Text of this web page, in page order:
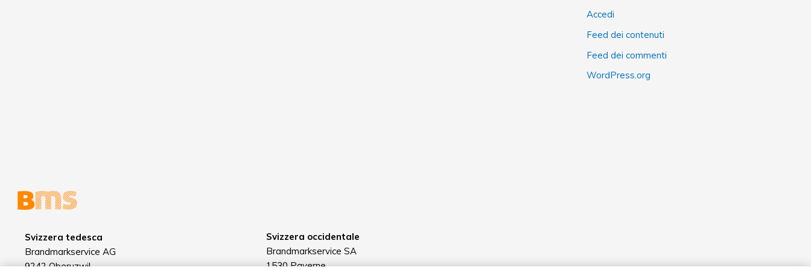
Accedi
Feed dei contenuti
Feed dei commenti
WordPress.org
Svizzera tedesca
Brandmarkservice AG
9242 Oberuzwil
Svizzera occidentale
Brandmarkservice SA
1530 Payerne